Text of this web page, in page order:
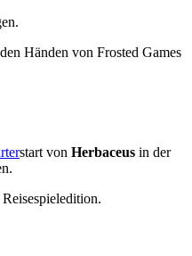
Händen von Frosted Games
start von Herbaceus in der